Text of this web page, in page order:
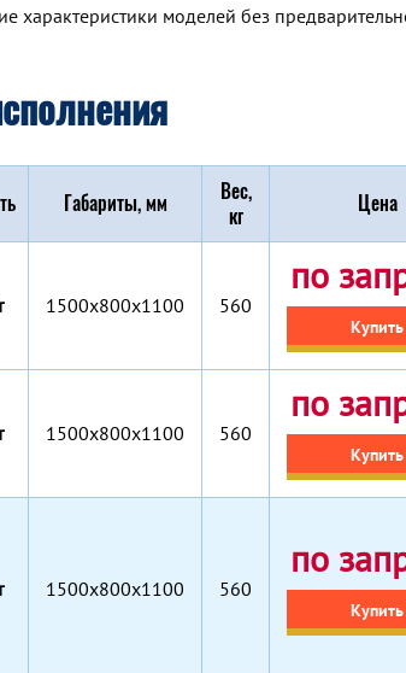
характеристики моделей без
Габариты, мм
Вес,
кг
Цена
1500x800x1100 560
по
Купить
1500x800x1100 560
по
Купить
1500х800х1100 560
по
Купить